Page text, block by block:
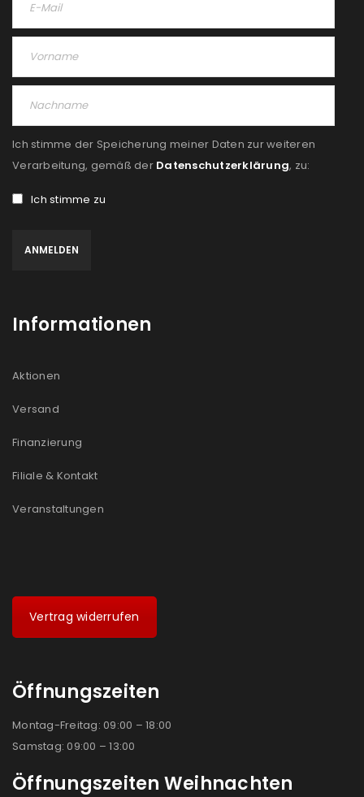
Ich stimme der Speicherung meiner Daten zur weiteren
Verarbeitung, gemäß der Datenschutzerklärung, zu:
Ich stimme zu
Informationen
Aktionen
Versand
Finanzierung
Filiale & Kontakt
Veranstaltungen
Vertrag widerrufen
Öffnungszeiten
Montag-Freitag: 09:00 – 18:00
Samstag: 09:00 – 13:00
Öffnungszeiten Weihnachten